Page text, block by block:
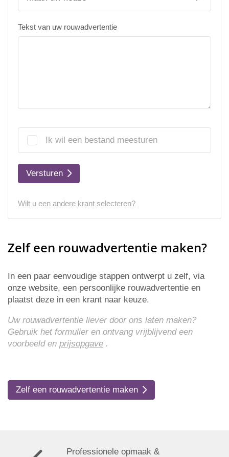
Tekst van uw rouwadvertentie
Ik wil een bestand meesturen
Versturen
Wilt u een andere krant selecteren?
Zelf een rouwadvertentie maken?
In een paar eenvoudige stappen ontwerpt u zelf, via
onze website, een persoonlijke rouwadvertentie en
plaatst deze in een krant naar keuze.
Uw rouwadvertentie liever door ons laten maken?
Gebruik het formulier en ontvang vrijblijvend een
voorbeeld en prijsopgave .
Zelf een rouwadvertentie maken
Professionele opmaak &